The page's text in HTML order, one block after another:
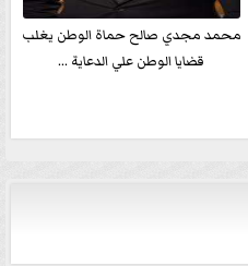
محمد مجدي صالح حماة الوطن يغلب
قضايا الوطن علي الدعاية ...